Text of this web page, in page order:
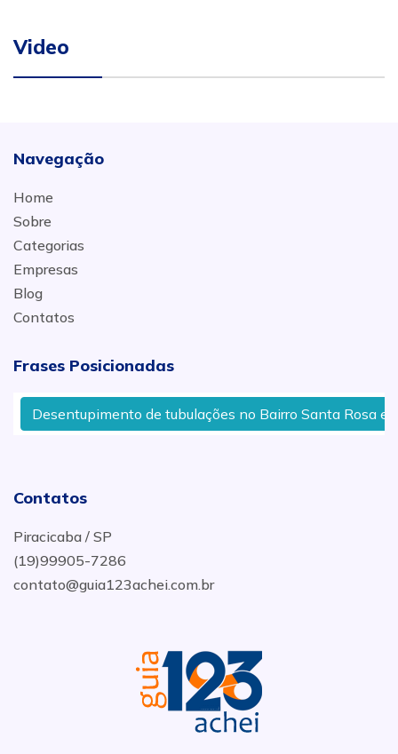
Video
Navegação
Home
Sobre
Categorias
Empresas
Blog
Contatos
Frases Posicionadas
Desentupimento de tubulações no Bairro Santa Rosa em
Contatos
Piracicaba / SP
(19)99905-7286
contato@guia123achei.com.br